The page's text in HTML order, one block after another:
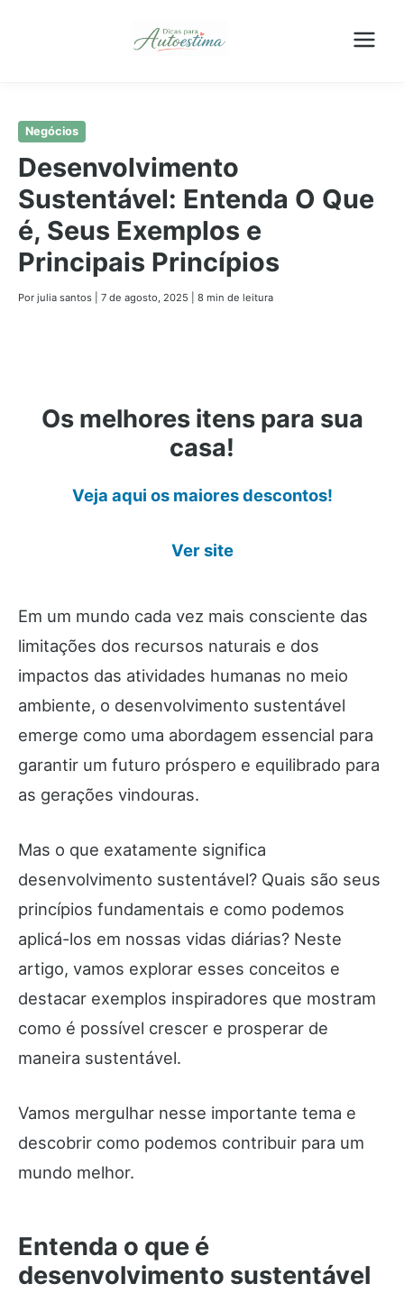
Pular
conteúdo
principal
Negócios
Desenvolvimento
Sustentável: Entenda O Que
é, Seus Exemplos e
Principais Princípios
Por julia santos 7 de agosto, 2025 8 min de leitura
Os melhores itens para sua
casa!
Veja aqui os maiores descontos!
Ver site
Em um mundo cada vez mais consciente das
limitações dos recursos naturais e dos
impactos das atividades humanas no meio
ambiente, o desenvolvimento sustentável
emerge como uma abordagem essencial para
garantir um futuro próspero e equilibrado para
as gerações vindouras.
Mas o que exatamente significa
desenvolvimento sustentável? Quais são seus
princípios fundamentais e como podemos
aplicá-los em nossas vidas diárias? Neste
artigo, vamos explorar esses conceitos e
destacar exemplos inspiradores que mostram
como é possível crescer e prosperar de
maneira sustentável.
Vamos mergulhar nesse importante tema e
descobrir como podemos contribuir para um
mundo melhor.
Entenda o que é
desenvolvimento sustentável